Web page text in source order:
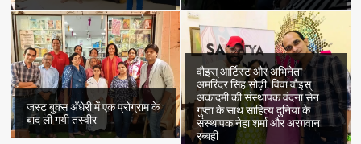
जस्ट बुक्स अँधेरी में एक प्रोग्राम के
बाद ली गयी तस्वीर
वौइस् आर्टिस्ट और अभिनेता
अमरिंदर सिंह सोढ़ी, विवा वौइस्
अकादमी की संस्थापक वंदना सेन
गुप्ता के साथ साहित्य दुनिया के
संस्थापक नेहा शर्मा और अरग़वान
रब्बही